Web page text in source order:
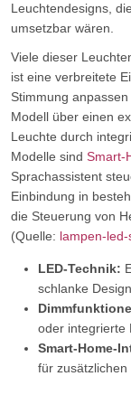
Leuchtendesigns,
umsetzbar wären.
Viele dieser
ist eine verbreitete
Stimmung
Modell über einen
Leuchte durch
Modelle sind Smart-
Sprachassistent
Einbindung in
die Steuerung von
(Quelle: lampen-
LED-Technik:
schlanke
oder integrierte
Smart-Home-
für zusätzlichen